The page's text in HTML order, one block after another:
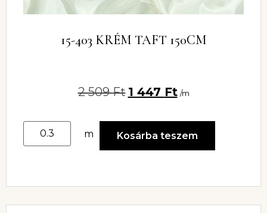
15-403 KRÉM TAFT 150CM
2 509Ft 1 447 Ft /m
m Kosárba teszem